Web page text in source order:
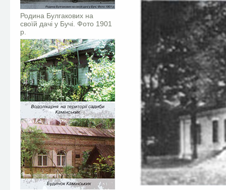
Родина Булгакових на
своїй дачі у Бучі. Фото 1901
р.